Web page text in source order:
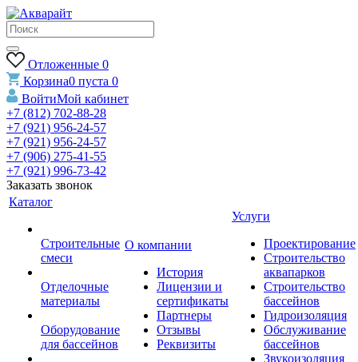
Отложенные 0
Корзина0 пуста 0
ВойтиМой кабинет
+7 (812) 702-88-28
+7 (921) 956-24-57
+7 (921) 956-24-57
+7 (906) 275-41-55
+7 (921) 996-73-42
Заказать звонок
Каталог
Строительные
смеси
Отделочные
материалы
Оборудование
для бассейнов
О компании
История
Лицензии и
сертификаты
Партнеры
Отзывы
Реквизиты
Услуги
Проектирование
Строительство
аквапарков
Строительство
бассейнов
Гидроизоляция
Обслуживание
бассейнов
Звукоизоляция